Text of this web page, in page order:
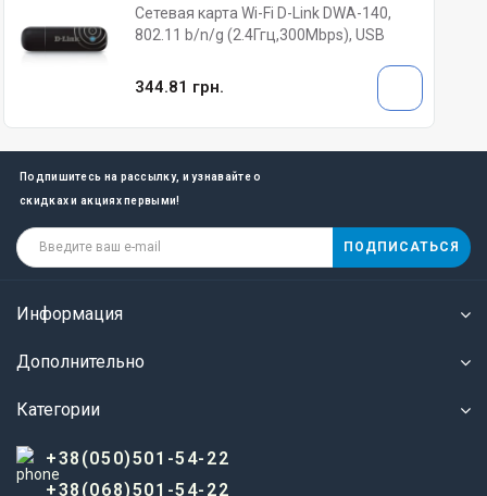
Сетевая карта Wi-Fi D-Link DWA-140,
802.11 b/n/g (2.4Ггц,300Mbps), USB
344.81 грн.
Подпишитесь на рассылку, и узнавайте о
скидках и акциях первыми!
ПОДПИСАТЬСЯ
Информация
Дополнительно
Категории
+38(050)501-54-22
+38(068)501-54-22